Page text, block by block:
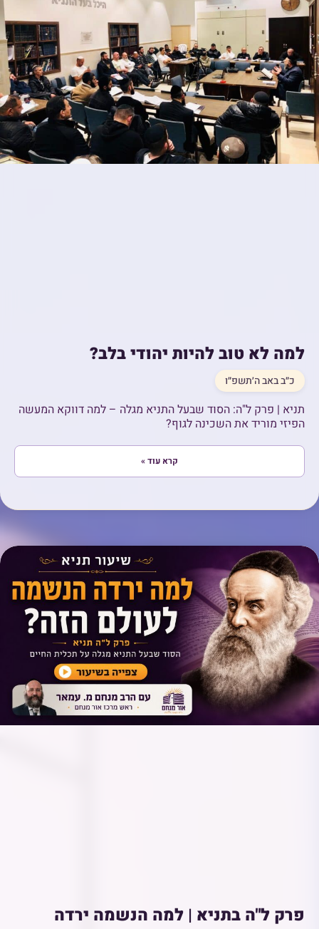
למה לא טוב להיות יהודי בלב?
כ״ב באב ה׳תשפ״ו
תניא | פרק ל"ה: הסוד שבעל התניא מגלה – למה דווקא המעשה
הפיזי מוריד את השכינה לגוף?
קרא עוד »
פרק ל"ה בתניא | למה הנשמה ירדה